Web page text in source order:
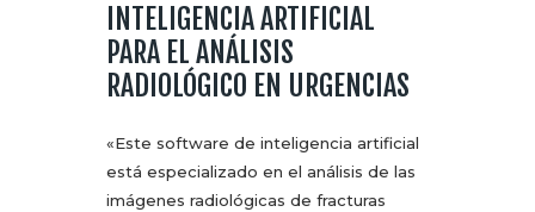
INTELIGENCIA ARTIFICIAL
PARA EL ANÁLISIS
RADIOLÓGICO EN URGENCIAS
«Este software de inteligencia artificial
está especializado en el análisis de las
imágenes radiológicas de fracturas